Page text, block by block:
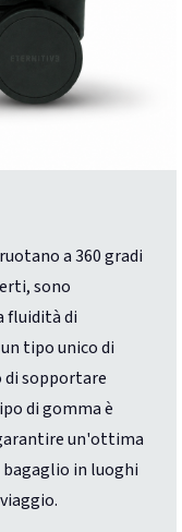
a 360 gradi
sono
fluidità di
tipo unico di
sopportare
di gomma è
un'ottima
in luoghi